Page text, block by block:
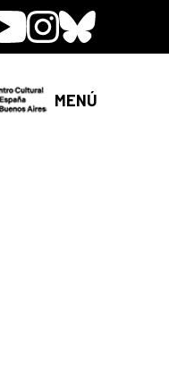
Instagram
Bluesky
MENÚ